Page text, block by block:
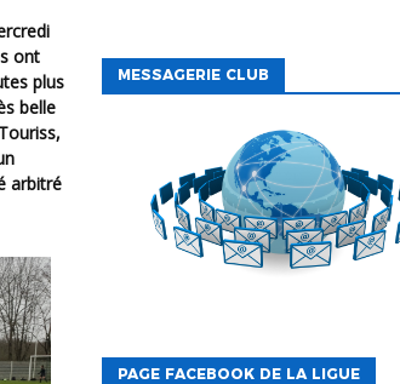
ont
plus
belle
arbitré
MESSAGERIE CLUB
PAGE FACEBOOK DE LA LIGUE